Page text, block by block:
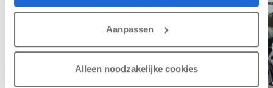
Aanpassen
Alleen noodzakelijke cookies